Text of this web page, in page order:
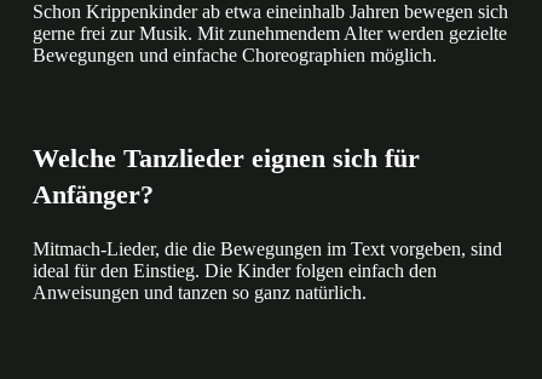
Schon Krippenkinder ab etwa eineinhalb Jahren bewegen sich
gerne frei zur Musik. Mit zunehmendem Alter werden gezielte
Bewegungen und einfache Choreographien möglich.
Welche Tanzlieder eignen sich für
Anfänger?
Mitmach-Lieder, die die Bewegungen im Text vorgeben, sind
ideal für den Einstieg. Die Kinder folgen einfach den
Anweisungen und tanzen so ganz natürlich.